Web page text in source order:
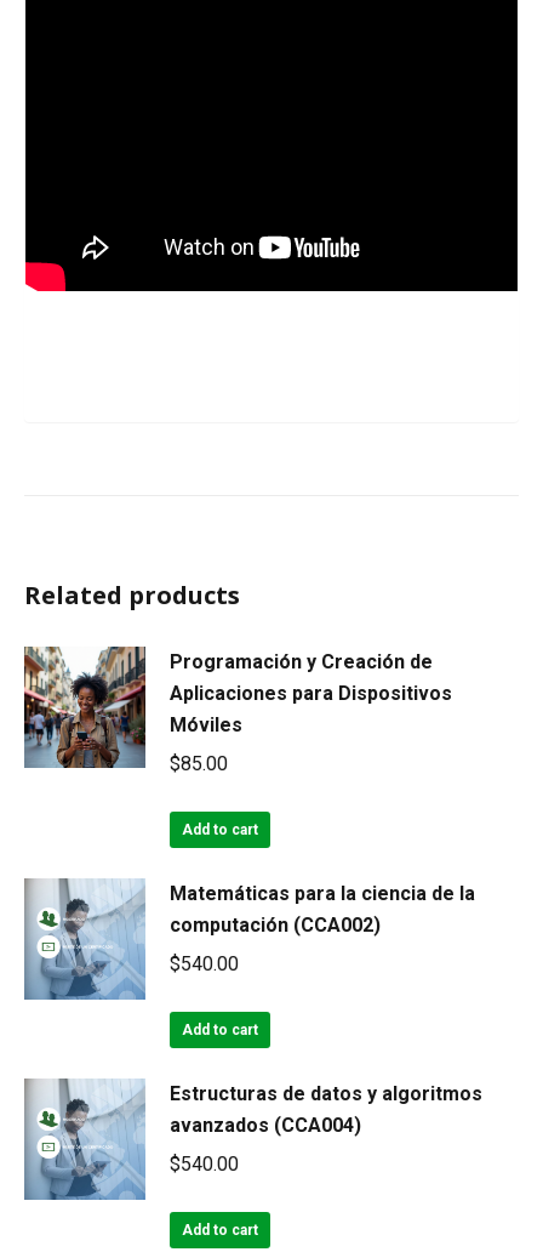
Related products
Programación y Creación de
Aplicaciones para Dispositivos
Móviles
$85.00
Add to cart
Matemáticas para la ciencia de la
computación (CCA002)
$540.00
Add to cart
Estructuras de datos y algoritmos
avanzados (CCA004)
$540.00
Add to cart